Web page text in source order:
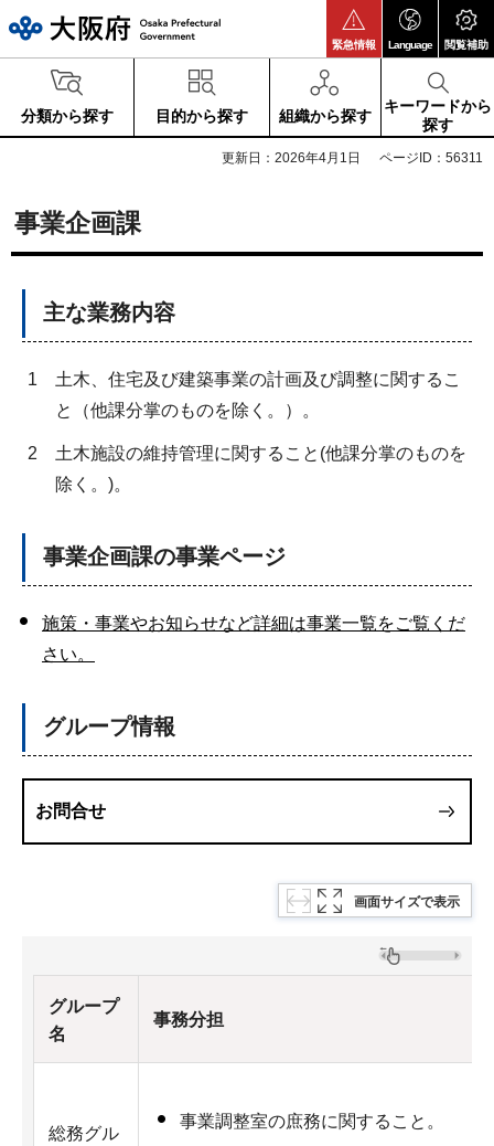
緊急情報 Language 閲覧補助
分類から探す 目的から探す 組織から探す
キーワードから
探す
更新日：2026年4月1日 ページID：56311
事業企画課
主な業務内容
1
土木、住宅及び建築事業の計画及び調整に関するこ
と（他課分掌のものを除く。）。
2
土木施設の維持管理に関すること(他課分掌のものを
除く。)。
事業企画課の事業ページ
施策・事業やお知らせなど詳細は事業一覧をご覧くだ
さい。
グループ情報
お問合せ
画面サイズで表示
グループ
名
事務分担
総務グル
事業調整室の庶務に関すること。